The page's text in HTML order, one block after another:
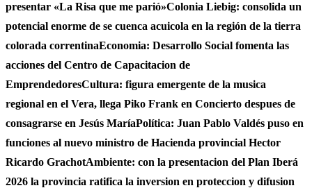
presentar «La Risa que me parió»Colonia Liebig: consolida un
potencial enorme de se cuenca acuicola en la región de la tierra
colorada correntinaEconomia: Desarrollo Social fomenta las
acciones del Centro de Capacitacion de
EmprendedoresCultura: figura emergente de la musica
regional en el Vera, llega Piko Frank en Concierto despues de
consagrarse en Jesús MaríaPolítica: Juan Pablo Valdés puso en
funciones al nuevo ministro de Hacienda provincial Hector
Ricardo GrachotAmbiente: con la presentacion del Plan Iberá
2026 la provincia ratifica la inversion en proteccion y difusion